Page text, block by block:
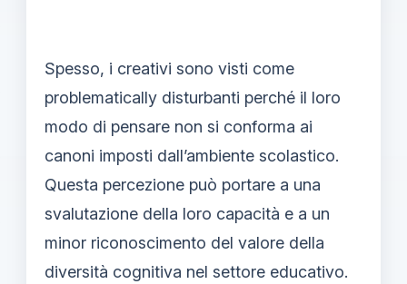
Spesso, i creativi sono visti come
problematically disturbanti perché il loro
modo di pensare non si conforma ai
canoni imposti dall’ambiente scolastico.
Questa percezione può portare a una
svalutazione della loro capacità e a un
minor riconoscimento del valore della
diversità cognitiva nel settore educativo.